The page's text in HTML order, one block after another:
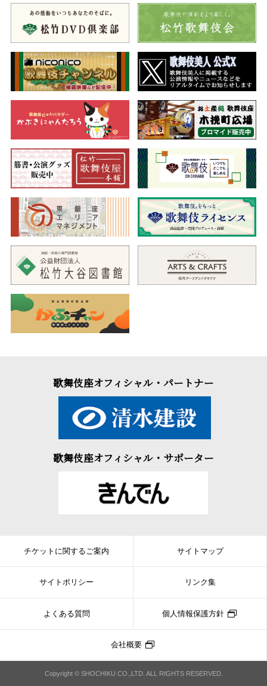
歌舞伎座オフィシャル・パートナー
歌舞伎座オフィシャル・サポーター
チケットに関するご案内 サイトマップ
サイトポリシー リンク集
よくある質問 個人情報保護方針
会社概要
Copyright © SHOCHIKU CO.,LTD. ALL RIGHTS RESERVED.